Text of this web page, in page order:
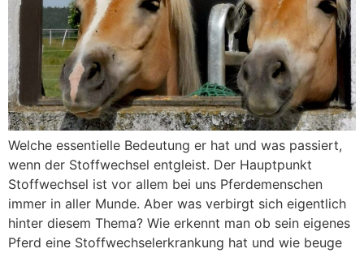
Welche essentielle Bedeutung er hat und was passiert,
wenn der Stoffwechsel entgleist. Der Hauptpunkt
Stoffwechsel ist vor allem bei uns Pferdemenschen
immer in aller Munde. Aber was verbirgt sich eigentlich
hinter diesem Thema? Wie erkennt man ob sein eigenes
Pferd eine Stoffwechselerkrankung hat und wie beuge